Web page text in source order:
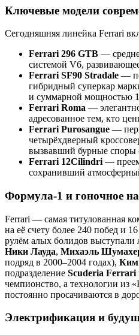
Ключевые модели
Сегодняшняя линейка Ferrari
Ferrari 296 GTB —
системой V6,
Ferrari SF90 Stradale —
гибридный суперкар
и суммарной мощностью
Ferrari Roma —
адресованное тем, кто
Ferrari Purosangue —
четырёхдверный
вызвавший бурные споры
Ferrari 12Cilindri —
сохранивший
Формула-1 и гоночное
Ferrari — самая титулованная
на её счету более 240 побед и
рулём алых болидов выступали
Ники Лауда, Михаэль
подряд в 2000–2004 годах),
подразделение Scuderia Ferrari
чемпионство, а технологии из
постоянно просачиваются в
Электрификация и